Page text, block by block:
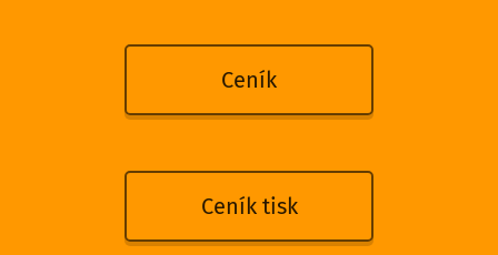
Ceník
Ceník tisk